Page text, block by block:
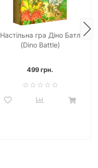
Настільна гра Діно Батл
(Dino Battle)
499 грн.